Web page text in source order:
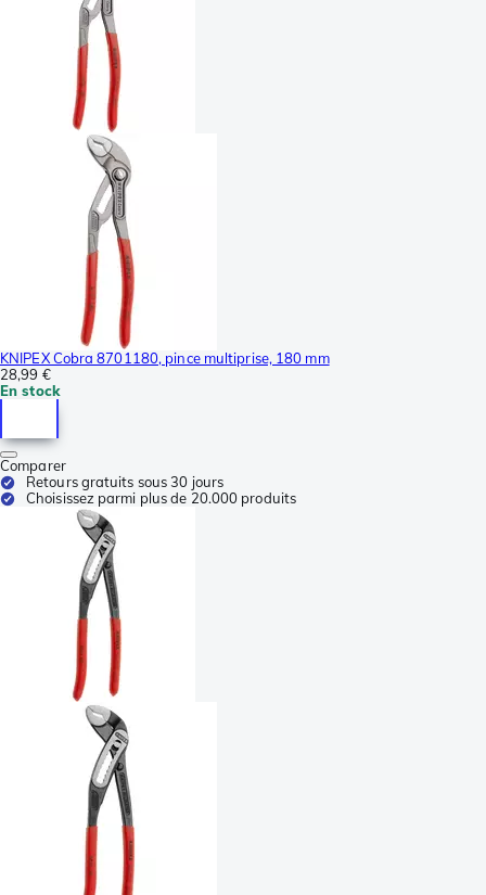
KNIPEX Cobra 8701180, pince multiprise, 180 mm
28,99 €
En stock
Comparer
Retours gratuits sous 30 jours
Choisissez parmi plus de 20.000 produits